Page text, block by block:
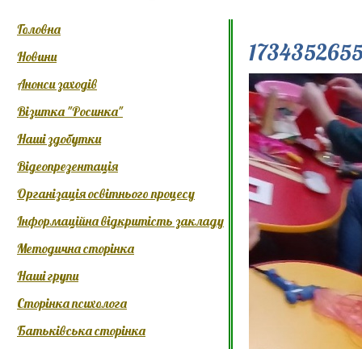
Головна
Новини
Анонси заходів
Візитка "Росинка"
Наші здобутки
Відеопрезентація
Організація освітнього процесу
Інформаційна відкритість закладу
Методична сторінка
Наші групи
Сторінка психолога
Батьківська сторінка